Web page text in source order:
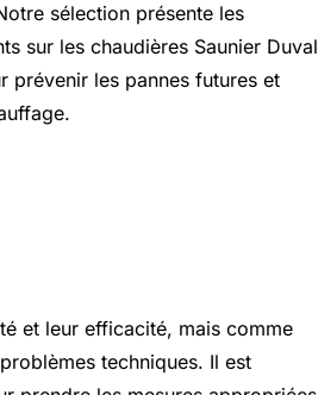
sélection présente les
sur les chaudières Saunier
prévenir les pannes futures et
et leur efficacité, mais comme
techniques. Il est